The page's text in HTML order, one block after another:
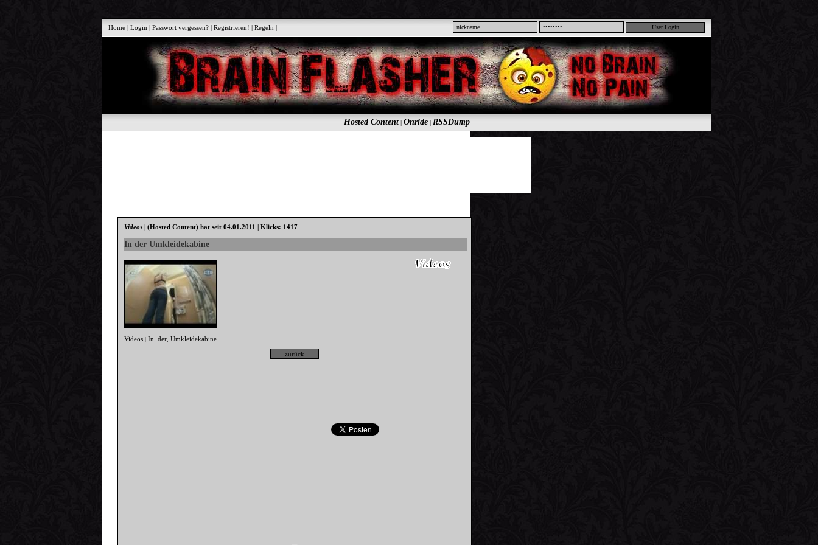
Home |Login |Passwort vergessen? |Registrieren! |Regeln |
Hosted Content| Onride| RSSDump
Videos |(Hosted Content) hat seit 04.01.2011 | Klicks: 1417
In der Umkleidekabine
Videos |In ,der ,Umkleidekabine